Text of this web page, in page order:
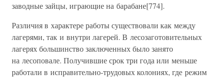
заводные зайцы, играющие на барабане[774].
Различия в характере работы существовали как между
лагерями, так и внутри лагерей. В лесозаготовительных
лагерях большинство заключенных было занято
на лесоповале. Получившие срок три года или меньше
работали в исправительно-трудовых колониях, где режим